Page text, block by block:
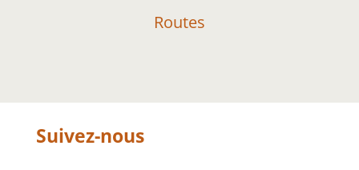
Routes
Suivez-nous